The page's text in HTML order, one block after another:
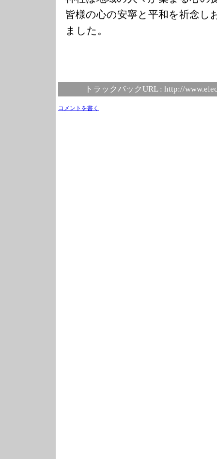
皆様の心の安寧と平和を祈念し
ました。
トラックバックURL : http://
コメントを書く